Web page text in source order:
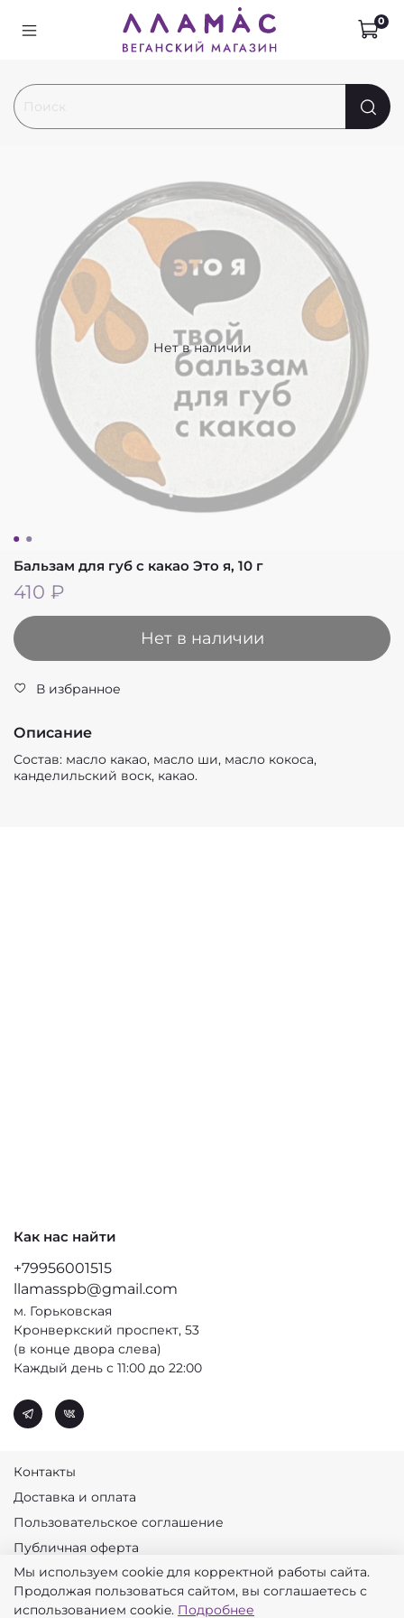
0
Нет в наличии
Бальзам для губ с какао Это я, 10 г
410 ₽
Нет в наличии
В избранное
Описание
Состав: масло какао, масло ши, масло кокоса,
канделильский воск, какао.
Как нас найти
+79956001515
llamasspb@gmail.com
м. Горьковская
Кронверкский проспект, 53
(в конце двора слева)
Каждый день с 11:00 до 22:00
Контакты
Доставка и оплата
Пользовательское соглашение
Публичная оферта
Политика конфиденциальности
© 2026 Лламас
Мы используем cookie для корректной работы сайта.
Продолжая пользоваться сайтом, вы соглашаетесь с
использованием cookie. Подробнее